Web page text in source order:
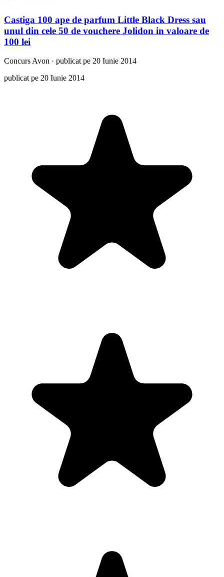
Castiga 100 ape de parfum Little Black Dress sau
unul din cele 50 de vouchere Jolidon in valoare de
100 lei
Concurs Avon · publicat pe 20 Iunie 2014
publicat pe 20 Iunie 2014